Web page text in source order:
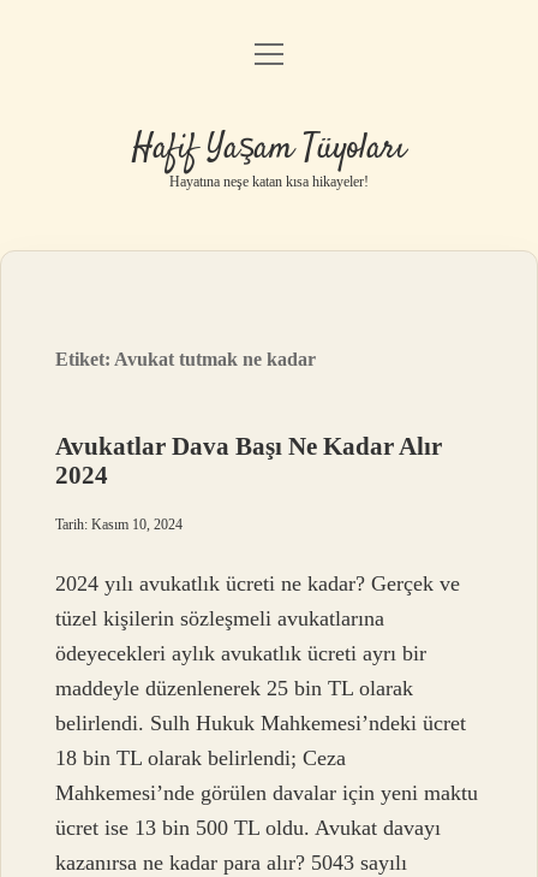
Anasayfa
Yasal Uyarı
menüyü
Hafif Yaşam Tüyoları
Hayatına neşe katan kısa hikayeler!
Etiket: Avukat tutmak ne kadar
Avukatlar Dava Başı Ne Kadar Alır
2024
Tarih: Kasım 10, 2024
2024 yılı avukatlık ücreti ne kadar? Gerçek ve
tüzel kişilerin sözleşmeli avukatlarına
ödeyecekleri aylık avukatlık ücreti ayrı bir
maddeyle düzenlenerek 25 bin TL olarak
belirlendi. Sulh Hukuk Mahkemesi’ndeki ücret
18 bin TL olarak belirlendi; Ceza
Mahkemesi’nde görülen davalar için yeni maktu
ücret ise 13 bin 500 TL oldu. Avukat davayı
kazanırsa ne kadar para alır? 5043 sayılı